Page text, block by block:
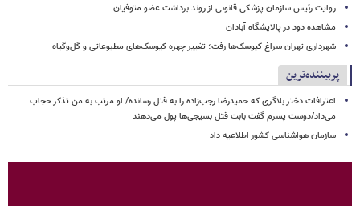
روایت رئیس سازمان پزشکی قانونی از روند برداشت عضو متوفیان
مشاهده دود در پالایشگاه آبادان
شهرداری تهران سراغ کیوسک‌ها رفت؛ تغییر چهره کیوسک‌های مطبوعاتی و گل‌وگیاه
پربیننده‌ترین
اعترافات دختر بلاگری که حمیدرضا رجب‌زاده را به قتل رسانده/ او مرتب به من تذکر حجاب
می‌داد/دوست پسرم گفت بابت قتل بسیجی‌ها پول می‌دهند
سازمان هواشناسی کشور اطلاعیه داد